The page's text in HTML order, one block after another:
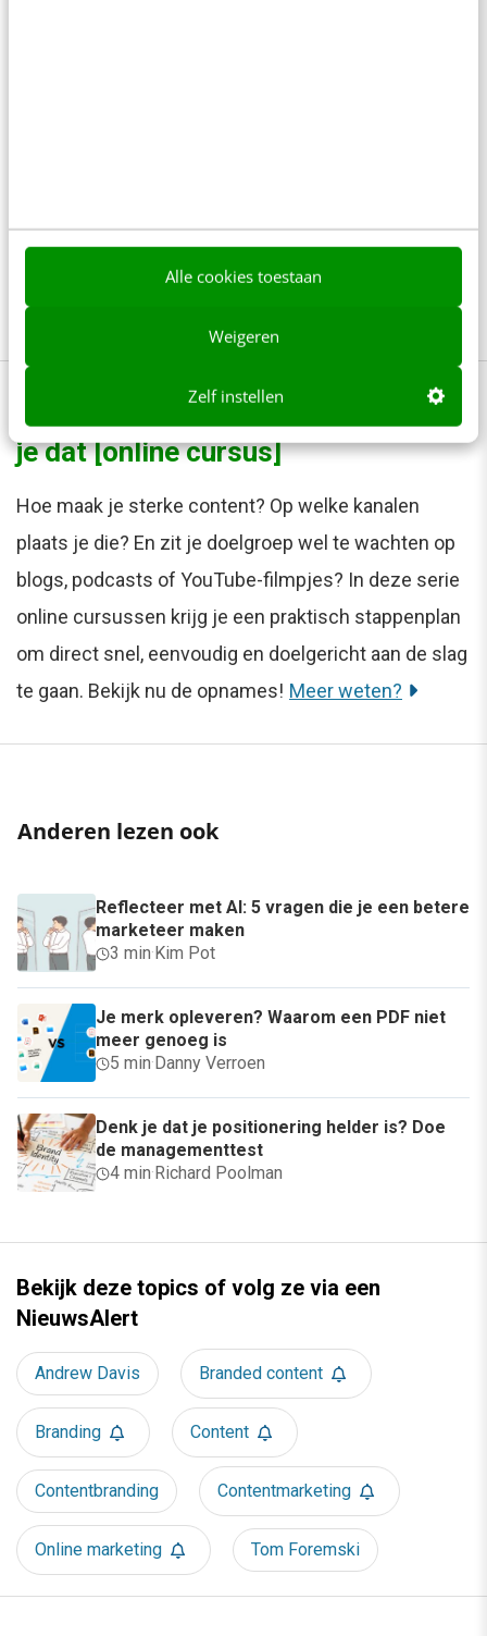
Alle cookies toestaan
Weigeren
Zelf instellen
waarop niemand zit te wachten. Maak
passievolle kwaliteitsverhalen die het waard
Kick-ass contentmarketing: zo doe
je dat [online cursus]
Hoe maak je sterke content? Op welke kanalen
plaats je die? En zit je doelgroep wel te wachten op
blogs, podcasts of YouTube-filmpjes? In deze serie
online cursussen krijg je een praktisch stappenplan
om direct snel, eenvoudig en doelgericht aan de slag
te gaan. Bekijk nu de opnames! Meer weten?
Anderen lezen ook
Reflecteer met AI: 5 vragen die je een betere
marketeer maken
3 min· Kim Pot
Je merk opleveren? Waarom een PDF niet
meer genoeg is
5 min· Danny Verroen
Denk je dat je positionering helder is? Doe
de managementtest
4 min· Richard Poolman
Bekijk deze topics of volg ze via een
NieuwsAlert
Andrew Davis Branded content
Branding Content
Contentbranding Contentmarketing
Online marketing Tom Foremski